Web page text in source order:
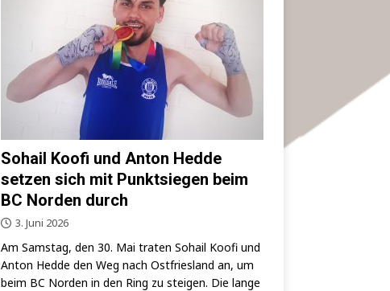
Sohail Koofi und Anton Hedde
setzen sich mit Punktsiegen beim
BC Norden durch
3. Juni 2026
Am Sams­tag, den 30. Mai tra­ten Sohail Koo­fi und
Anton Hed­de den Weg nach Ost­fries­land an, um
beim BC Nor­den in den Ring zu stei­gen. Die lan­ge